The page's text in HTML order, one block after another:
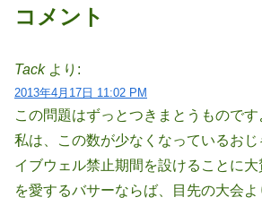
コメント
Tack より:
2013年4月17日 11:02 PM
この問題はずっとつきまとうものです
私は、この数が少なくなっているお
イブウェル禁止期間を設けることに
を愛するバサーならば、目先の大会